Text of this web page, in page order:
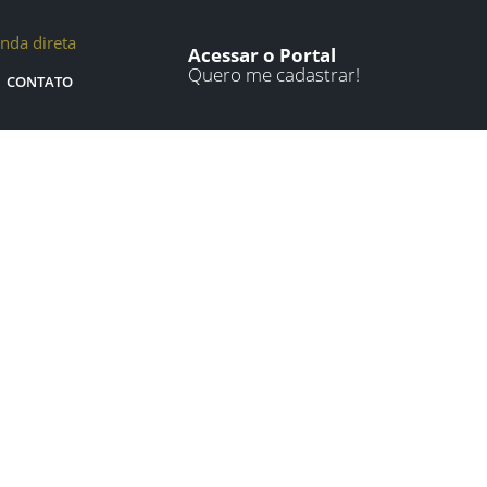
direta
CONTATO
Acessar o Portal
Quero me cadastrar!